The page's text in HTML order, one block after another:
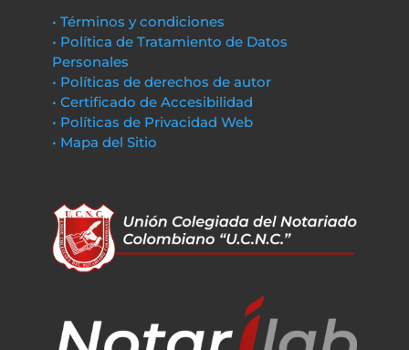
• Términos y condiciones
• Política de Tratamiento de Datos
Personales
• Políticas de derechos de autor
• Certificado de Accesibilidad
• Políticas de Privacidad Web
• Mapa del Sitio